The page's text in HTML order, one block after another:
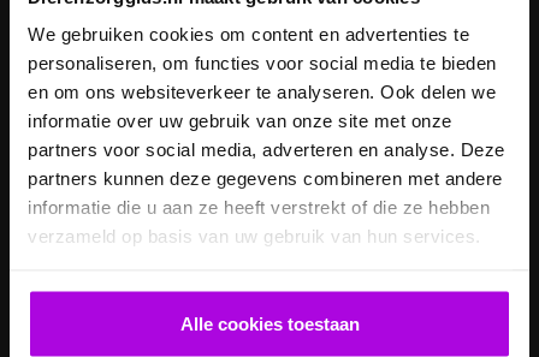
We gebruiken cookies om content en advertenties te
personaliseren, om functies voor social media te bieden
en om ons websiteverkeer te analyseren. Ook delen we
informatie over uw gebruik van onze site met onze
partners voor social media, adverteren en analyse. Deze
partners kunnen deze gegevens combineren met andere
informatie die u aan ze heeft verstrekt of die ze hebben
verzameld op basis van uw gebruik van hun services.
Alle cookies toestaan
behandeling van
een te snel
werkende
schildklier
oorzaken en
behandeling van
een trage
schildklier
Inentingen hond
Is een kerstboom
giftig voor
honden?